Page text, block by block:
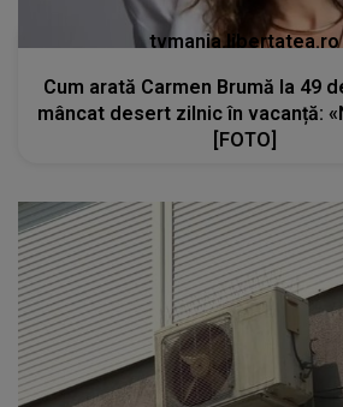
tvmania.libertatea.ro
Cum arată Carmen Brumă la 49
mâncat desert zilnic în vacanță:
[FOTO]